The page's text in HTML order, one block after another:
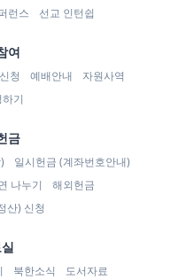
런스 선교 인턴쉽
여
청 예배안내
자원사역
기
금
일시헌금 (계좌번호안내)
나누기
해외헌금
산) 신청
북한소식
도서자료